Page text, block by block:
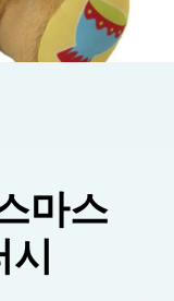
마스
시